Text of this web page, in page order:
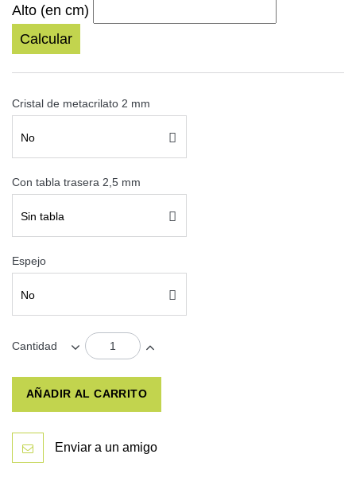
Alto (en cm)
Calcular
Cristal de metacrilato 2 mm
No
Con tabla trasera 2,5 mm
Sin tabla
Espejo
No
Cantidad
AÑADIR AL CARRITO
Enviar a un amigo